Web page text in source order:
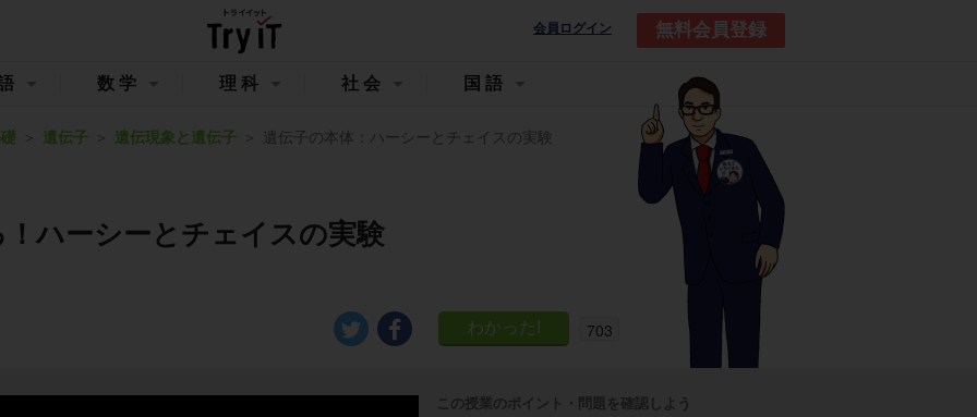
会員ログイン 無料会員登録
数学 理科 社会 国語
遺伝子 遺伝現象と遺伝子 遺伝子の本体：ハーシーとチェイスの実験
ハーシーとチェイスの実験
703
この授業のポイント・問題を確認しよう